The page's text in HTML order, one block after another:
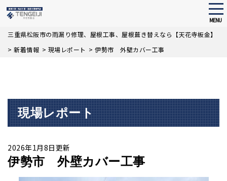
Skip
main
MENU
三重県松阪市の雨漏り修理、屋根工事、屋根葺き替えなら【天花寺板金】
> 新着情報 > 現場レポート > 伊勢市 外壁カバー工事
現場レポート
2026年1月8日更新
伊勢市 外壁カバー工事